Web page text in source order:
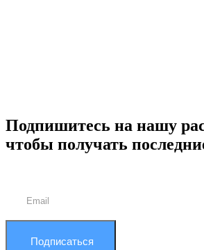
Подпишитесь на нашу
чтобы получать
Подписаться